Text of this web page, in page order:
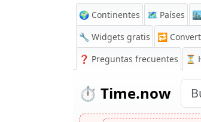
🌍 Continentes 🗺️ Países 🏙️
🔧 Widgets gratis
🔁
❓ Preguntas frecuentes ⏳
⏱️ Time.now